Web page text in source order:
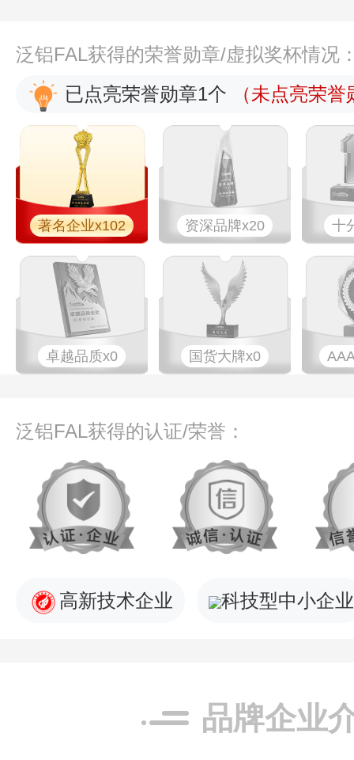
泛铝FAL获得的荣誉勋章/虚拟奖杯情况
已点亮荣誉勋章1个
（未点亮荣
著名企业x102 资深品牌x20 十
卓越品质x0 国货大牌x0
泛铝FAL获得的认证/荣誉：
高新技术企业 科技型中小企业
品牌企业